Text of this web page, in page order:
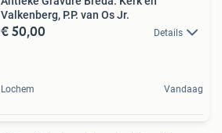
Valkenberg, P.P. van Os Jr.
€ 50,00 Details
Lochem Vandaag